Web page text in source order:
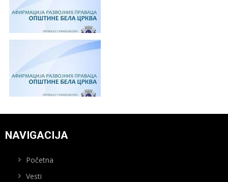
NAVIGACIJA
Početna
Vesti